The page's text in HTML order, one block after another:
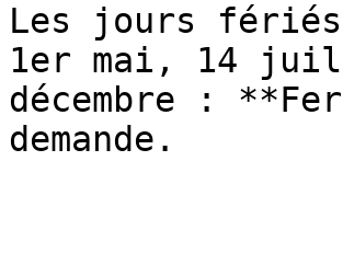
Les jours
1er mai, 14
décembre :
demande.